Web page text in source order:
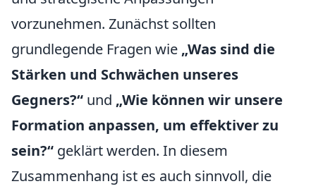
vorzunehmen. Zunächst sollten
grundlegende Fragen wie „Was sind die
Stärken und Schwächen unseres
Gegners?“ und „Wie können wir unsere
Formation anpassen, um effektiver zu
sein?“ geklärt werden. In diesem
Zusammenhang ist es auch sinnvoll, die